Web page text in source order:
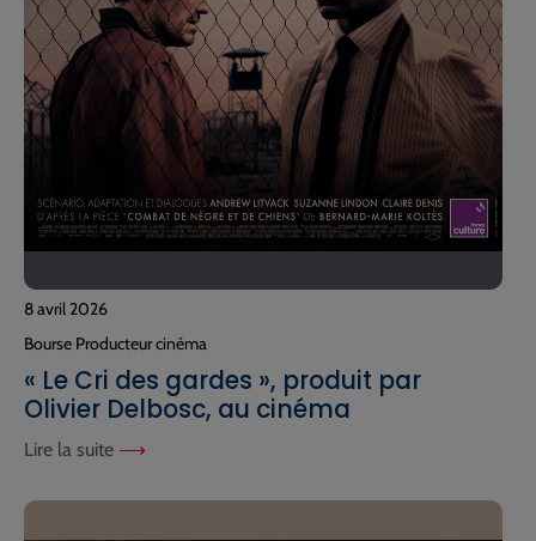
8 avril 2026
Bourse Producteur cinéma
« Le Cri des gardes », produit par
Olivier Delbosc, au cinéma
Lire la suite